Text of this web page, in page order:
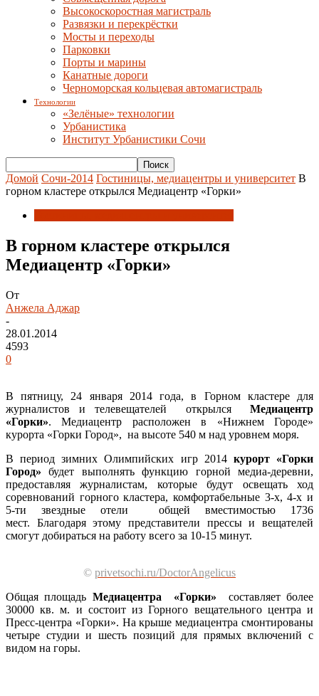
Высокоскоростная магистраль
Развязки и перекрёстки
Мосты и переходы
Парковки
Порты и марины
Канатные дороги
Черноморская кольцевая автомагистраль
Технологии
«Зелёные» технологии
Урбанистика
Институт Урбанистики Сочи
Домой Сочи-2014 Гостиницы, медиацентры и университет В
горном кластере открылся Медиацентр «Горки»
В горном кластере открылся
Медиацентр «Горки»
От
Анжела Аджар
-
28.01.2014
4593
0
В пятницу, 24 января 2014 года, в Горном кластере для
журналистов и телевещателей открылся
Медиацентр
«Горки». Медиацентр расположен в «Нижнем Городе»
курорта «Горки Город», на высоте 540 м над уровнем моря.
В период зимних Олимпийских игр 2014 курорт «Горки
Город» будет выполнять функцию горной медиа-деревни,
предоставляя журналистам, которые будут освещать ход
соревнований горного кластера, комфортабельные 3-х, 4-х и
5-ти звездные отели общей вместимостью 1736
мест. Благодаря этому представители прессы и вещателей
смогут добираться на работу всего за 10-15 минут.
© privetsochi.ru/DoctorAngelicus
Общая площадь Медиацентра «Горки» составляет более
30000 кв. м. и состоит из Горного вещательного центра и
Пресс-центра «Горки». На крыше медиацентра смонтированы
четыре студии и шесть позиций для прямых включений с
видом на горы.